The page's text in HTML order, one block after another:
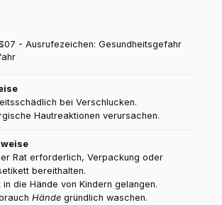
- Ausrufezeichen: Gesundheitsgefahr
bei Verschlucken.
Hautreaktionen verursachen.
Rat erforderlich, Verpackung oder
bereithalten.
in die Hände von Kindern gelangen.
Hände gründlich waschen.